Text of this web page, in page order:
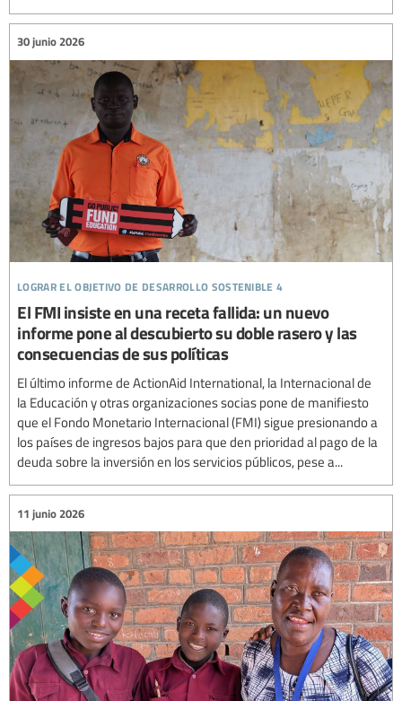
lograr el objetivo de desarrollo sostenible 4
30 junio 2026
El FMI insiste en una receta fallida: un nuevo
informe pone al descubierto su doble rasero y las
consecuencias de sus políticas
El último informe de ActionAid International, la Internacional de
la Educación y otras organizaciones socias pone de manifiesto
que el Fondo Monetario Internacional (FMI) sigue presionando a
los países de ingresos bajos para que den prioridad al pago de la
deuda sobre la inversión en los servicios públicos, pese a...
11 junio 2026